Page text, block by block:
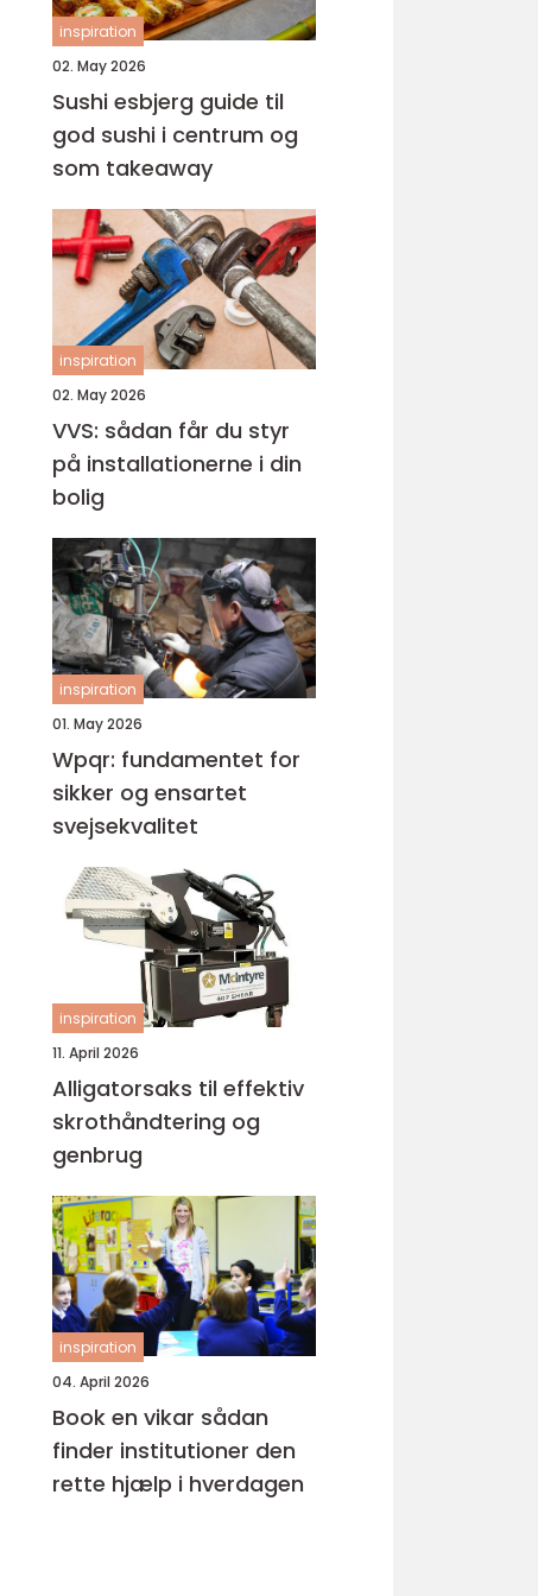
inspiration
02. May 2026
Sushi esbjerg guide til
god sushi i centrum og
som takeaway
inspiration
02. May 2026
VVS: sådan får du styr
på installationerne i din
bolig
inspiration
01. May 2026
Wpqr: fundamentet for
sikker og ensartet
svejsekvalitet
inspiration
11. April 2026
Alligatorsaks til effektiv
skrothåndtering og
genbrug
inspiration
04. April 2026
Book en vikar sådan
finder institutioner den
rette hjælp i hverdagen